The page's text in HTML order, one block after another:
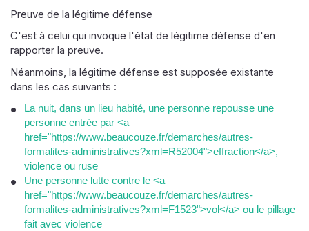
Preuve de la légitime défense
C'est à celui qui invoque l'état de légitime défense d'en
rapporter la preuve.
Néanmoins, la légitime défense est supposée existante
dans les cas suivants :
La nuit, dans un lieu habité, une personne repousse une
personne entrée par <a
href="https://www.beaucouze.fr/demarches/autres-
formalites-administratives?xml=R52004">effraction</a>,
violence ou ruse
Une personne lutte contre le <a
href="https://www.beaucouze.fr/demarches/autres-
formalites-administratives?xml=F1523">vol</a> ou le pillage
fait avec violence